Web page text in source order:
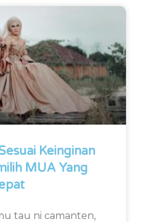
Keinginan
MUA Yang
tau ni camanten,